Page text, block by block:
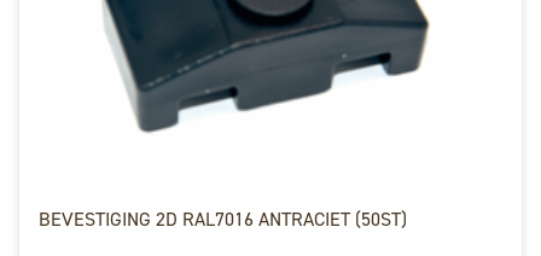
BEVESTIGING 2D RAL7016 ANTRACIET (50ST)